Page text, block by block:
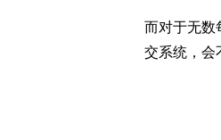
而对于无数
交系统，会